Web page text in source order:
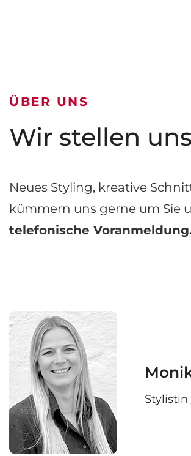
ÜBER UNS
Wir stellen
Neues Styling, kreative
kümmern uns gerne um Sie
telefonische